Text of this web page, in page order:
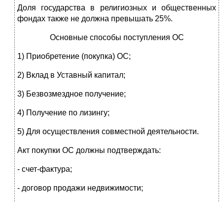
Доля государства в религиозных и общественных
фондах также не должна превышать 25%.
Основные способы поступления ОС
1) Приобретение (покупка) ОС;
2) Вклад в Уставный капитал;
3) Безвозмездное получение;
4) Получение по лизингу;
5) Для осуществления совместной деятельности.
Акт покупки ОС должны подтверждать:
- счет-фактура;
- договор продажи недвижимости;